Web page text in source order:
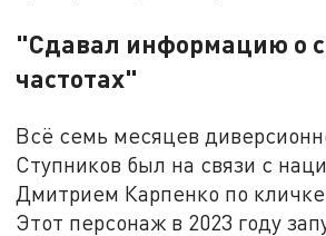
"Сдавал информацию о
частотах"
Всё семь месяцев
Ступников был на связи с
Дмитрием Карпенко по
Этот персонаж в 2023 году